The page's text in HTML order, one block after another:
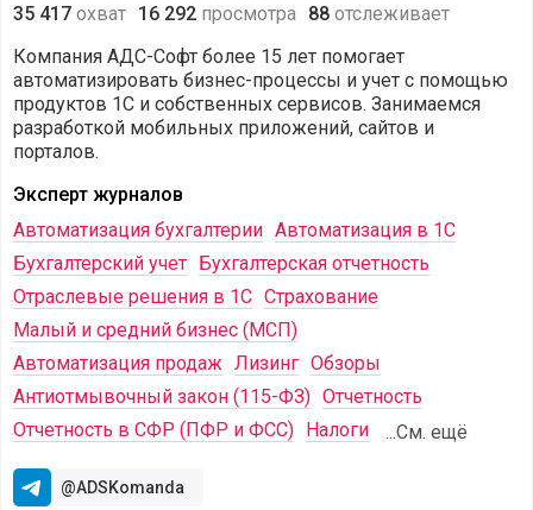
35 417 охват 16 292 просмотра 88 отслеживает
Компания АДС-Софт более 15 лет помогает
автоматизировать бизнес-процессы и учет с помощью
продуктов 1С и собственных сервисов. Занимаемся
разработкой мобильных приложений, сайтов и
порталов.
Эксперт журналов
Автоматизация бухгалтерии Автоматизация в 1С
Бухгалтерский учет Бухгалтерская отчетность
Отраслевые решения в 1С Страхование
Малый и средний бизнес (МСП)
Автоматизация продаж Лизинг Обзоры
Антиотмывочный закон (115-ФЗ) Отчетность
Отчетность в СФР (ПФР и ФСС) Налоги ...См. ещё
@ADSKomanda